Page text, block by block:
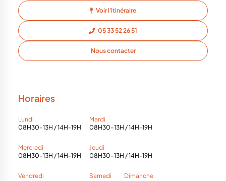
Voir l'itinéraire
05 33 52 26 51
Nous contacter
Horaires
Lundi
08H30–13H / 14H-19H
Mardi
08H30–13H / 14H-19H
Mercredi
08H30–13H / 14H-19H
Jeudi
08H30–13H / 14H-19H
Vendredi
Samedi
Dimanche